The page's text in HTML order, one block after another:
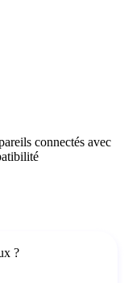
connectés avec
?